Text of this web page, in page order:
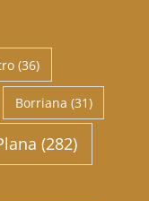
(36)
Borriana (31)
(282)